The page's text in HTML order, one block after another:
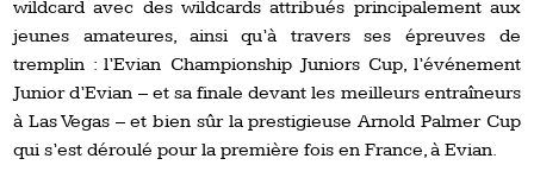
wildcard avec des wildcards attribués principalement aux
jeunes amateures, ainsi qu’à travers ses épreuves de
tremplin : l’Evian Championship Juniors Cup, l’événement
Junior d’Evian – et sa finale devant les meilleurs entraîneurs
à Las Vegas – et bien sûr la prestigieuse Arnold Palmer Cup
qui s’est déroulé pour la première fois en France, à Evian.